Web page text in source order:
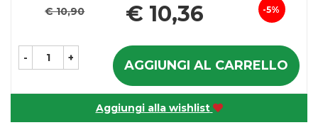
Sconto
5%
€ 10,90 € 10,36
- + AGGIUNGI AL CARRELLO
Aggiungi alla wishlist